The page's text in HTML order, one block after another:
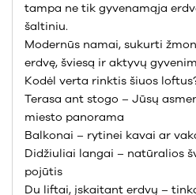
tampa ne tik gyvenamąja
šaltiniu.
Modernūs namai, sukurti
erdvę, šviesą ir aktyvų
Kodėl verta rinktis šiuos
Terasa ant stogo – Jūsų
miesto panorama
Balkonai – rytinei kavai ar
Didžiuliai langai – natūralios
pojūtis
Du liftai, įskaitant erdvų –